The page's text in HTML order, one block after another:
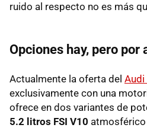
ruido al respecto no es más
Opciones hay, pero por
Actualmente la oferta del Audi
exclusivamente con una
ofrece en dos variantes de
5.2 litros FSI V10